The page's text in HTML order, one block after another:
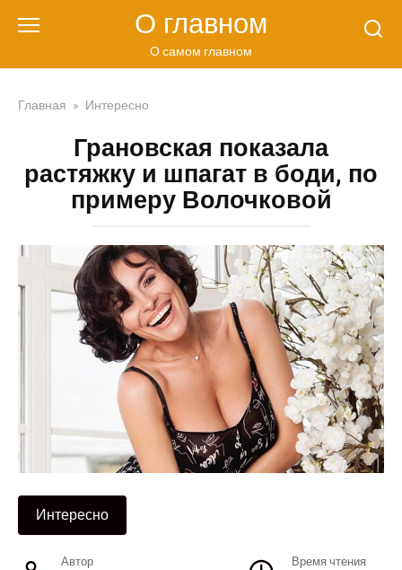
О главном
О самом главном
Главная » Интересно
Грановская показала
растяжку и шпагат в боди, по
примеру Волочковой
Интересно
Автор Время чтения